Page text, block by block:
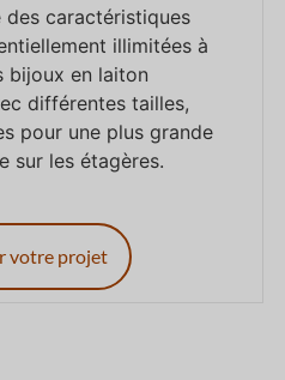
caractéristiques
illimitées à
bijoux en laiton
différentes tailles,
pour une plus grande
sur les étagères.
votre projet